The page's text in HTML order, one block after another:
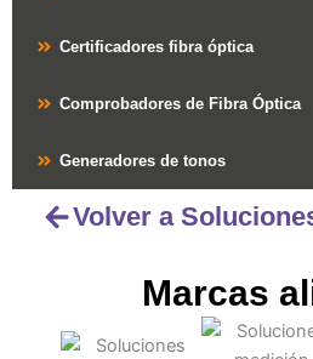
Certificadores fibra óptica
Comprobadores de Fibra Óptica
Generadores de tonos
Volver a
Marcas